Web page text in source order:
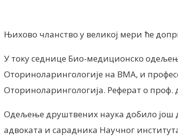
Њихово чланство у великој мери ће
У току седнице Био-медиционско
Оториноларингологије на ВМА, и
Оториноларингологија. Реферат о
Одељење друштвених наука добило још
адвоката и сарадника Научног